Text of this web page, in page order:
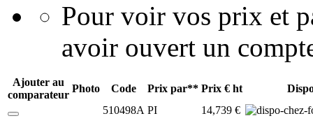
Pour voir vos prix et
avoir ouvert un
Ajouter au
comparateur
Photo Code Prix par** Prix € ht
510498A PI 14,739 €